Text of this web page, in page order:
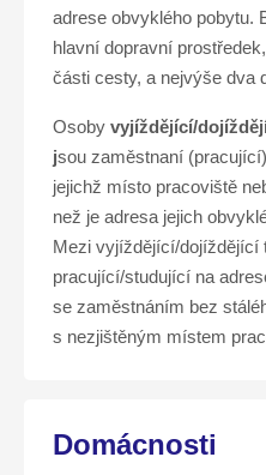
adrese obvyklého pobytu.
hlavní dopravní
části cesty, a nejvýše dva
Osoby vyjíždějící/
jsou zaměstnaní
jejichž místo pracoviště
než je adresa jejich
Mezi vyjíždějící/dojíždějící
pracující/studující na
se zaměstnáním bez
s nezjištěným místem
Domácnosti